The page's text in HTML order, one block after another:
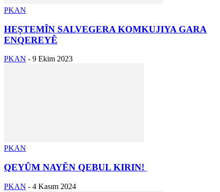
PKAN
HEŞTEMÎN SALVEGERA KOMKUJIYA GARA
ENQEREYÊ
PKAN - 9 Ekim 2023
PKAN
QEYÛM NAYÊN QEBUL KIRIN!
PKAN - 4 Kasım 2024